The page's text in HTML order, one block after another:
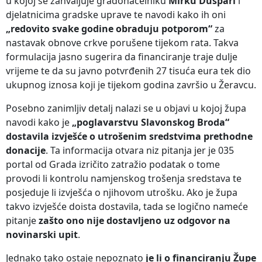
djelatnicima gradske uprave te navodi kako ih oni
„redovito svake godine obraduju potporom“za
nastavak obnove crkve porušene tijekom rata. Takva
formulacija jasno sugerira da financiranje traje dulje
vrijeme te da su javno potvrđenih 27 tisuća eura tek dio
ukupnog iznosa koji je tijekom godina završio u Žeravcu.
Posebno zanimljiv detalj nalazi se u objavi u kojoj župa
navodi kako je „poglavarstvu Slavonskog Broda“
dostavila izvješće o utrošenim sredstvima prethodne
donacije. Ta informacija otvara niz pitanja jer je 035
portal od Grada izričito zatražio podatak o tome
provodi li kontrolu namjenskog trošenja sredstava te
posjeduje li izvješća o njihovom utrošku. Ako je župa
takvo izvješće doista dostavila, tada se logično nameće
pitanjezašto ono nije dostavljeno uz odgovor na
novinarski upit.
Jednako tako ostaje nepoznato je li o financiranju Župe